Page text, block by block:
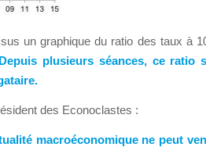
un graphique du ratio des taux
Depuis plusieurs séances, ce ratio
des Econoclastes :
macroéconomique ne peut